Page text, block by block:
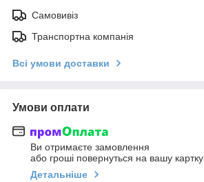
Самовивіз
Транспортна компанія
Всі умови доставки
Умови оплати
Ви отримаєте замовлення
або гроші повернуться на вашу картку
Детальніше